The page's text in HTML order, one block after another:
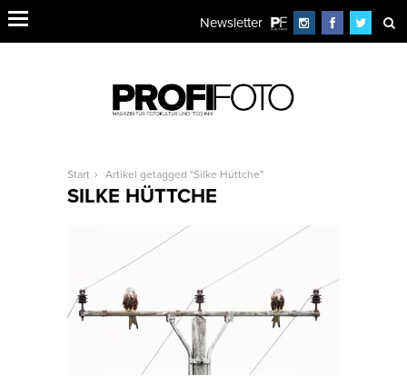
Newsletter
Start Artikel getagged "Silke Hüttche"
SILKE HÜTTCHE